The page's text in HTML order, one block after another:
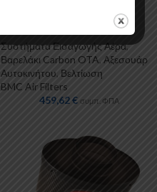
Συστήματα Εισαγωγής Αέρα,
Βαρελάκι Carbon OTA, Αξεσουάρ
Αυτοκινήτου, Βελτίωση
BMC Air Filters
459,62€ συμπ. ΦΠΑ